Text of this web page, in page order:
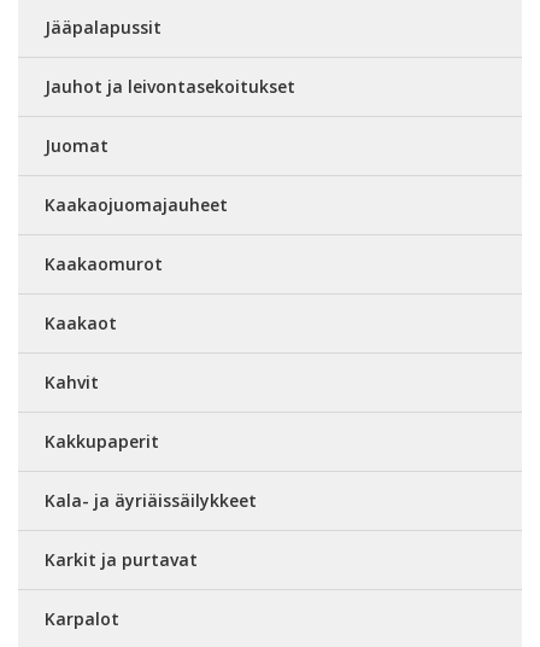
Jääpalapussit
Jauhot ja leivontasekoitukset
Juomat
Kaakaojuomajauheet
Kaakaomurot
Kaakaot
Kahvit
Kakkupaperit
Kala- ja äyriäissäilykkeet
Karkit ja purtavat
Karpalot